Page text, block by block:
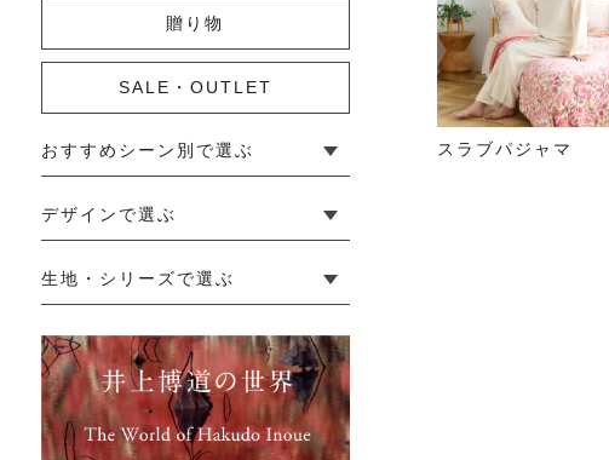
スラブパジャマ
贈り物
SALE・OUTLET
おすすめシーン別で選ぶ
└ 新生活
└ 和装
└ 旅行
└ 快眠
└ お祝い
デザインで選ぶ
└ ゆったりデザイン
└ 小柄さんにおすすめデザイン
└ 袖付きデザイン
└ メンズ・ユニセックスデザイン
└ 暮らしの黒色特集
生地・シリーズで選ぶ
└ 手紬手織り麻
└ 先染め麻
└ からみ織
└ グレーズリネン
└ 綿麻帆布
└ リネンツイード
└ リネンハンプ
└ ざっくり麻
└ オーガニックの蚊帳
└ かやキノミシリーズ
└ ふちどりシリーズ
└ 花紋シリーズ
└ 小紋シリーズ
└ 華わびシリーズ
└ 波ステッチシリーズ
└ あゆみ鹿シリーズ
└ 森の鹿シリーズ
└ まほろばシリーズ
└ 刺し子渦シリーズ
└ 革の水玉シリーズ
└ 新ビオシリーズ